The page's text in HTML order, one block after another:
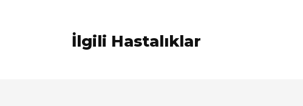
İlgili Hastalıklar